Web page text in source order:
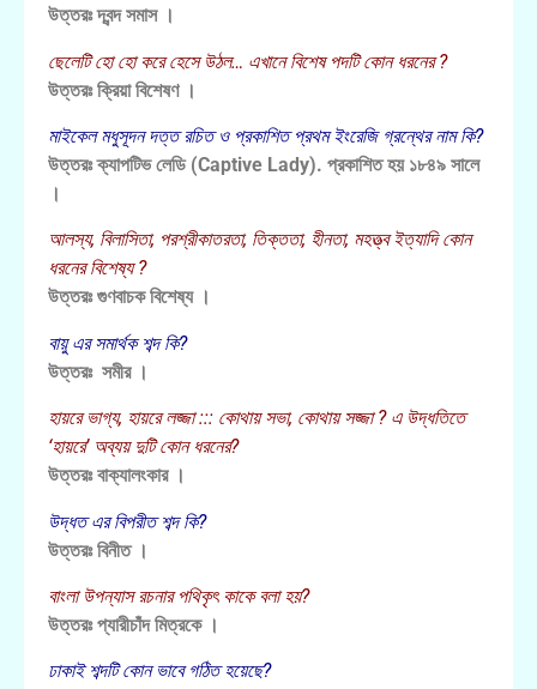
উত্তরঃ দ্বন্দ সমাস ।
ছেলেটি হো হো করে হেসে উঠল… এখানে বিশেষ পদটি কোন ধরনের ?
উত্তরঃ ক্রিয়া বিশেষণ ।
মাইকেল মধুসূদন দত্ত রচিত ও প্রকাশিত প্রথম ইংরেজি গ্রন্থের নাম কি?
উত্তরঃ ক্যাপটিভ লেডি (Captive Lady). প্রকাশিত হয় ১৮৪৯ সালে
।
আলস্য, বিলাসিতা, পরশ্রীকাতরতা, তিক্ততা, হীনতা, মহত্ত্ব ইত্যাদি কোন
ধরনের বিশেষ্য ?
উত্তরঃ গুণবাচক বিশেষ্য ।
বায়ু এর সমার্থক শব্দ কি?
উত্তরঃ সমীর ।
হায়রে ভাগ্য, হায়রে লজ্জা ::: কোথায় সভা, কোথায় সজ্জা ? এ উদ্ধতিতে
‘হায়রে’ অব্যয় দুটি কোন ধরনের?
উত্তরঃ বাক্যালংকার ।
উদ্ধত এর বিপরীত শব্দ কি?
উত্তরঃ বিনীত ।
বাংলা উপন্যাস রচনার পথিকৃৎ কাকে বলা হয়?
উত্তরঃ প্যারীচাঁদ মিত্রকে ।
ঢাকাই শব্দটি কোন ভাবে গঠিত হয়েছে?